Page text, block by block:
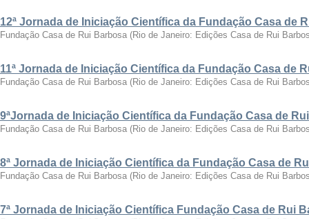
12ª Jornada de Iniciação Científica da Fundação Casa de
Fundação Casa de Rui Barbosa (Rio de Janeiro: Edições Casa de Rui
11ª Jornada de Iniciação Científica da Fundação Casa de
Fundação Casa de Rui Barbosa (Rio de Janeiro: Edições Casa de Rui
9ªJornada de Iniciação Científica da Fundação Casa de
Fundação Casa de Rui Barbosa (Rio de Janeiro: Edições Casa de Rui
8ª Jornada de Iniciação Científica da Fundação Casa de
Fundação Casa de Rui Barbosa (Rio de Janeiro: Edições Casa de Rui
7ª Jornada de Iniciação Científica Fundação Casa de Rui